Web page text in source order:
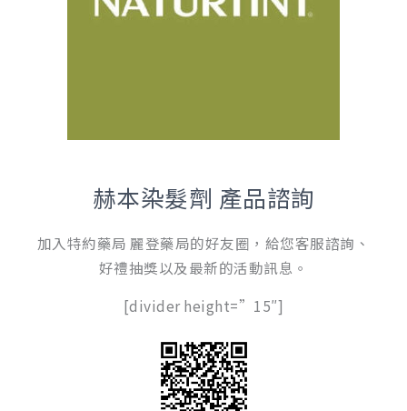
赫本染髮劑 產品諮詢
加入特約藥局 麗登藥局的好友圈，給您客服諮詢、
好禮抽獎以及最新的活動訊息。
[divider height=”15″]